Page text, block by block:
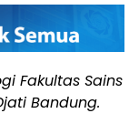
Fakultas Sains
Bandung.